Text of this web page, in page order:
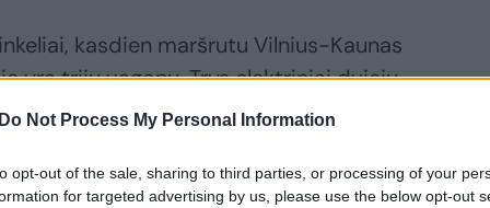
Do Not Process My Personal Information
opt-out of the sale, sharing to third parties, or processing of your
for targeted advertising by us, please use the below opt-out
kasdien maršrutu Vilnius-Kaunas
yra trijų vagonų. Trys elektriniai dviejų
į Keną ir Trakus. Pastaruoju metu
todėl juos pakeitė du